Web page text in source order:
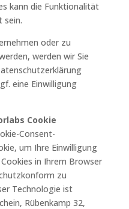
kann die Funktionalität
sein.
oder zu
werden wir Sie
eine Einwilligung
Cookie
Consent-
um Ihre Einwilligung
in Ihrem Browser
zu
Technologie ist
Rübenkamp 32,